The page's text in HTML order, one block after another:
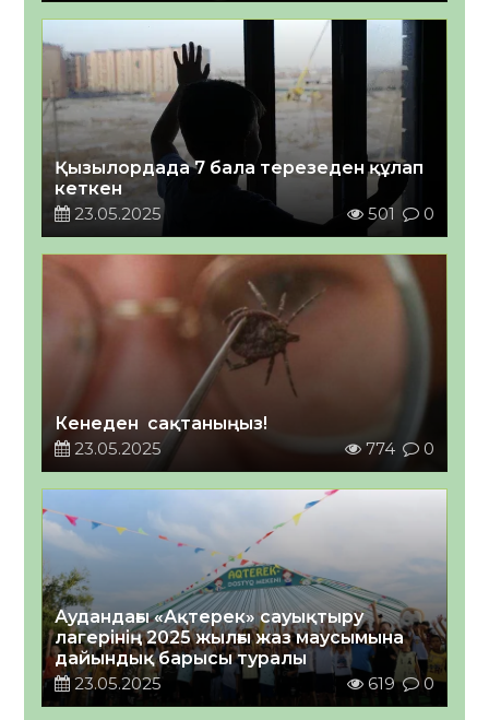
Қызылордада 7 бала терезеден құлап
кеткен
23.05.2025
501 0
Кенеден сақтаныңыз!
23.05.2025
774 0
Аудандағы «Ақтерек» сауықтыру
лагерінің 2025 жылғы жаз маусымына
дайындық барысы туралы
23.05.2025
619 0